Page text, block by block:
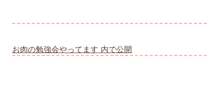
お肉の勉強会やってます 内で公開